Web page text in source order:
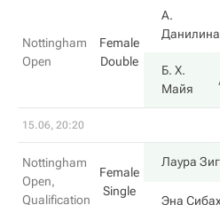
Nottingham
Open
Female
Double
А.
Данилина
Б. Х.
Майя
15.06, 20:20
Nottingham
Open,
Qualification
Female
Single
Лаура
Эна